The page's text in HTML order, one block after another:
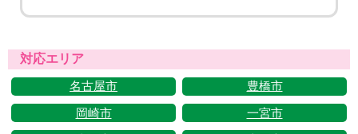
対応エリア
名古屋市 豊橋市
岡崎市 一宮市